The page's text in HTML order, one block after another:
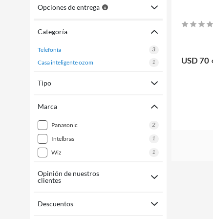
Opciones de entrega
Categoría
telefonía
3
casa inteligente ozom
1
Tipo
Marca
panasonic
2
intelbras
1
wiz
1
Opinión de nuestros
clientes
Descuentos
USD 70